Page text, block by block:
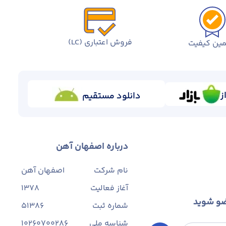
کیفیت فروش اعتباری (LC)
دانلود مستقیم
شوید
درباره اصفهان آهن
نام شرکت
اصفهان آهن
آغاز فعالیت
1378
شماره ثبت
۵۱۳۸۶